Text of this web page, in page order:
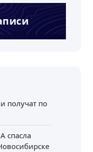
получат по
спасла